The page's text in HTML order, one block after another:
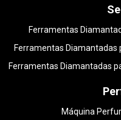
Ferramentas
Ferramentas Diamantadas
Ferramentas Diamantadas
Máquina